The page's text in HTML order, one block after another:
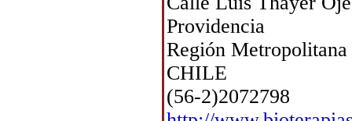
Providencia
Región Metropolitana
CHILE
(56-2)2072798